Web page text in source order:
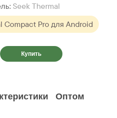
Seek Thermal
Compact Pro для Android
Купить
Оптом